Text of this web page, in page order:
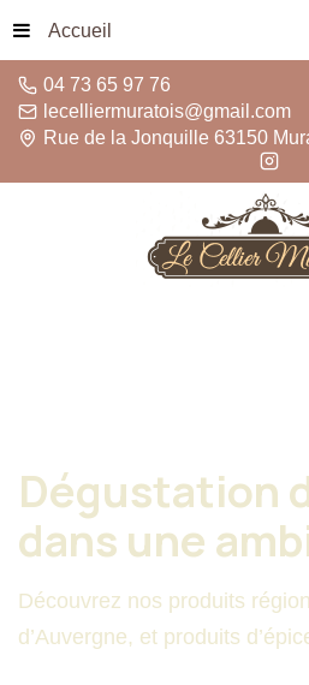
04 73 65 97 76
lecelliermuratois@gmail.com
Rue de la Jonquille 63150
Accueil
Dégustation
dans une
Découvrez nos produits
d’Auvergne, et produits